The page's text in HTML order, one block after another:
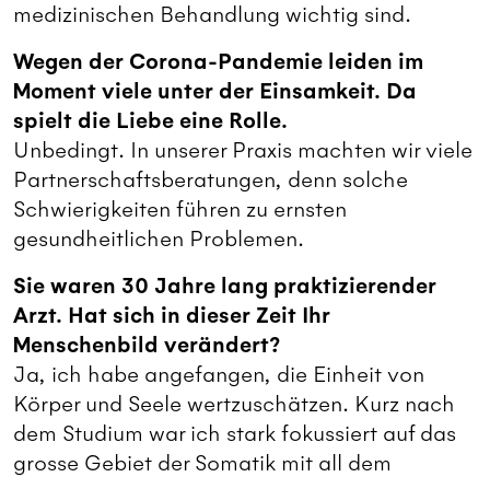
medizinischen Behandlung wichtig sind.
Wegen der Corona-Pandemie leiden im
Moment viele unter der Einsamkeit. Da
spielt die Liebe eine Rolle.
Unbedingt. In unserer Praxis machten wir viele
Partnerschaftsberatungen, denn solche
Schwierigkeiten führen zu ernsten
gesundheitlichen Problemen.
Sie waren 30 Jahre lang praktizierender
Arzt. Hat sich in dieser Zeit Ihr
Menschenbild verändert?
Ja, ich habe angefangen, die Einheit von
Körper und Seele wertzuschätzen. Kurz nach
dem Studium war ich stark fokussiert auf das
grosse Gebiet der Somatik mit all dem